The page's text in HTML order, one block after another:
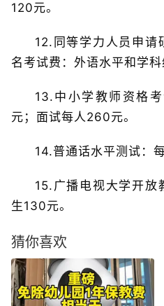
120元。
12.同等学力人员申请
名考试费：外语水平和学
13.中小学教师资格
元；面试每人260元。
14.普通话水平测试：
15.广播电视大学开放
生130元。
猜你喜欢